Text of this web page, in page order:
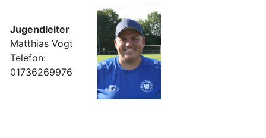
Jugendleiter
Matthias Vogt
Telefon:
01736269976